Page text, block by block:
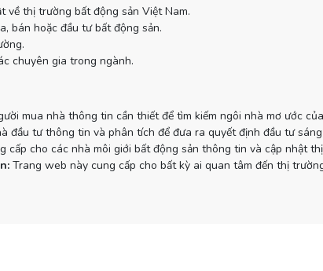
về thị trường bất động sản Việt Nam.
bán hoặc đầu tư bất động sản.
chuyên gia trong ngành.
mua nhà thông tin cần thiết để tìm kiếm ngôi nhà mơ ước
đầu tư thông tin và phân tích để đưa ra quyết định đầu tư
cấp cho các nhà môi giới bất động sản thông tin và cập nhật
Trang web này cung cấp cho bất kỳ ai quan tâm đến thị